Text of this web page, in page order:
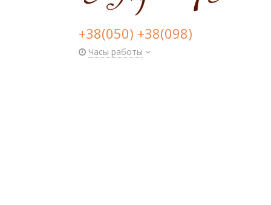
+38(050) +38(098)
Часы работы